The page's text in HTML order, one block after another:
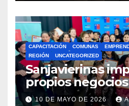
CAPACITACIÓN COMUNAS
REGIÓN
UNCATEGORIZED
Sanjavierinas
propios
capacitarse junto
10 DE MAYO DE 2026